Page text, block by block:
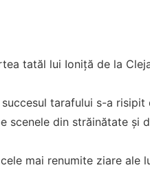
tatăl lui Ioniță de la
tarafului s-a
scenele din străinătate și
mai renumite ziare ale